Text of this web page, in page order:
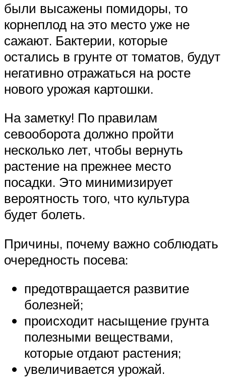
были высажены помидоры, то
корнеплод на это место уже не
сажают. Бактерии, которые
остались в грунте от томатов, будут
негативно отражаться на росте
нового урожая картошки.
На заметку! По правилам
севооборота должно пройти
несколько лет, чтобы вернуть
растение на прежнее место
посадки. Это минимизирует
вероятность того, что культура
будет болеть.
Причины, почему важно соблюдать
очередность посева:
предотвращается развитие
болезней;
происходит насыщение грунта
полезными веществами,
которые отдают растения;
увеличивается урожай.